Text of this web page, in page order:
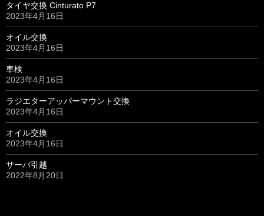
タイヤ交換 Cinturato P7
2023年4月16日
オイル交換
2023年4月16日
車検
2023年4月16日
ラジエターアッパーマウント交換
2023年4月16日
オイル交換
2023年4月16日
サーバ引越
2022年8月20日